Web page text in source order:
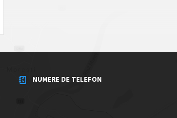
NUMERE DE TELEFON